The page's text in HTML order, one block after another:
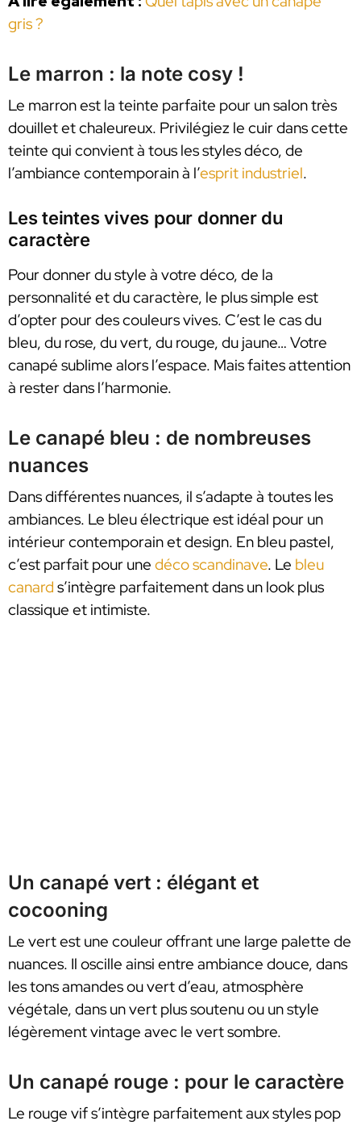
gris ?
Le marron : la note cosy !
Le marron est la teinte parfaite pour un salon très
douillet et chaleureux. Privilégiez le cuir dans cette
teinte qui convient à tous les styles déco, de
l’ambiance contemporain à l’esprit industriel.
Les teintes vives pour donner du
caractère
Pour donner du style à votre déco, de la
personnalité et du caractère, le plus simple est
d’opter pour des couleurs vives. C’est le cas du
bleu, du rose, du vert, du rouge, du jaune… Votre
canapé sublime alors l’espace. Mais faites attention
à rester dans l’harmonie.
Le canapé bleu : de nombreuses
nuances
Dans différentes nuances, il s’adapte à toutes les
ambiances. Le bleu électrique est idéal pour un
intérieur contemporain et design. En bleu pastel,
c’est parfait pour une déco scandinave. Le bleu
canard s’intègre parfaitement dans un look plus
classique et intimiste.
Un canapé vert : élégant et
cocooning
Le vert est une couleur offrant une large palette de
nuances. Il oscille ainsi entre ambiance douce, dans
les tons amandes ou vert d’eau, atmosphère
végétale, dans un vert plus soutenu ou un style
légèrement vintage avec le vert sombre.
Un canapé rouge : pour le caractère
Le rouge vif s’intègre parfaitement aux styles pop